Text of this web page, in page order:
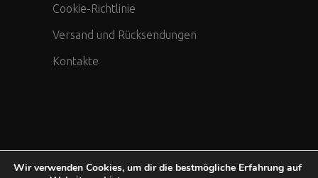
Cookie-Richtlinie
Versand und Rücksendungen
Kontakte
Wir verwenden Cookies, um dir die bestmögliche Erfahrung auf